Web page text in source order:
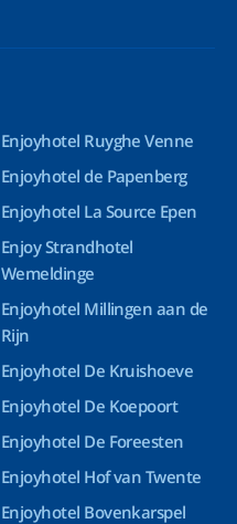
Enjoyhotel Ruyghe Venne
Enjoyhotel de Papenberg
Enjoyhotel La Source Epen
Enjoy Strandhotel
Wemeldinge
Enjoyhotel Millingen aan de
Rijn
Enjoyhotel De Kruishoeve
Enjoyhotel De Koepoort
Enjoyhotel De Foreesten
Enjoyhotel Hof van Twente
Enjoyhotel Bovenkarspel